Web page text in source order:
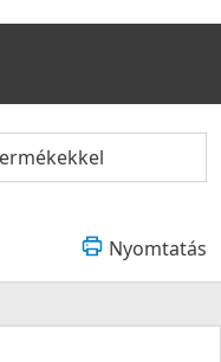
Nyomtatás